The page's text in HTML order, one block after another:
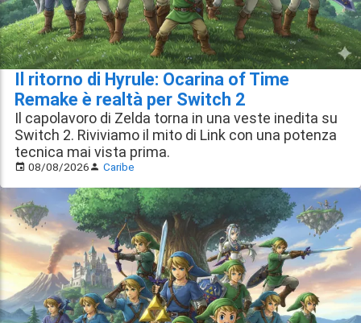
Il ritorno di Hyrule: Ocarina of Time
Remake è realtà per Switch 2
Il capolavoro di Zelda torna in una veste inedita su
Switch 2. Riviviamo il mito di Link con una potenza
tecnica mai vista prima.
08/08/2026 Caribe